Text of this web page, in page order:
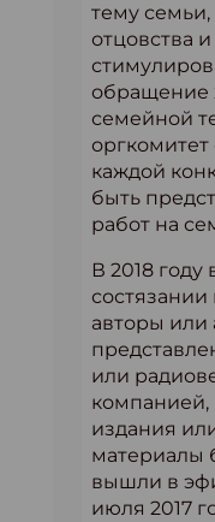
тему семьи,
отцовства и
обращение
семейной
оргкомитет
каждой
быть
работ на
В 2018 году
состязании
авторы или
или
компанией,
издания
материалы
вышли в
июля 2017